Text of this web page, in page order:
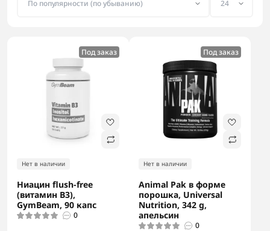
Под заказ
Нет в наличии
Ниацин flush-free
(витамин B3),
GymBeam, 90 капс
0
Под заказ
Нет в наличии
Animal Pak в форме
порошка, Universal
Nutrition, 342 g,
апельсин
0